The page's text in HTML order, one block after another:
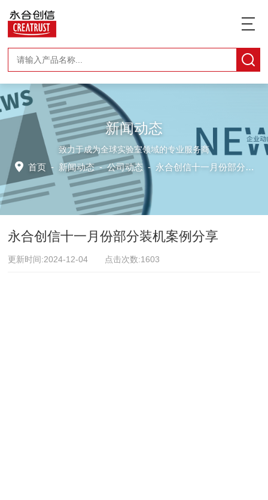
新闻动态
致力于成为全球实验室领域的专业服务商
首页 - 新闻动态-公司动态 - 永合创信十一月份部分装机案例分享
永合创信十一月份部分装机案例分享
更新时间:2024-12-04 点击次数:1603